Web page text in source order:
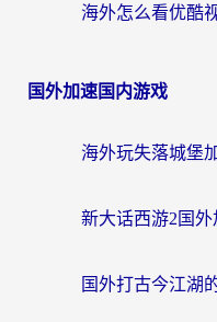
国外加速国内游戏